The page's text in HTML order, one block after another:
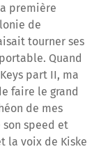
première
de
tourner ses
Quand
part II, ma
faire le grand
de mes
speed et
la voix de Kiske